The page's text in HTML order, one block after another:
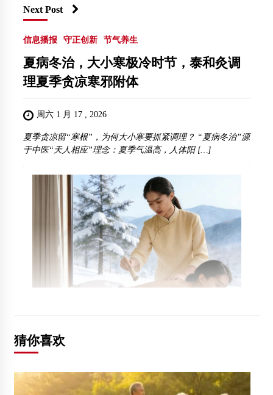
Next Post
信息播报 守正创新 节气养生
夏病冬治，大小寒极冷时节，泰和灸调
理夏季贪凉寒邪附体
周六 1 月 17 , 2026
夏季贪凉留“寒根”，为何大小寒要抓紧调理？ “夏病冬治”源
于中医“天人相应”理念：夏季气温高，人体阳 […]
猜你喜欢